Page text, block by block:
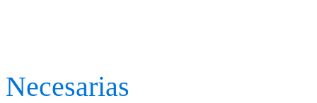
Necesarias